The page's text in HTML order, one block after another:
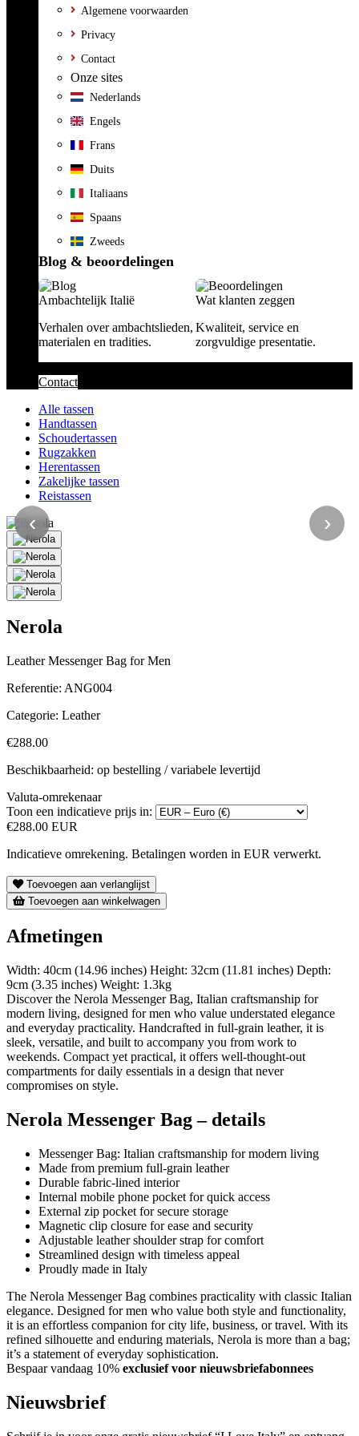
Algemene voorwaarden
Privacy
Contact
Onze sites
Nederlands
Engels
Frans
Duits
Italiaans
Spaans
Zweeds
Blog & beoordelingen
Ambachtelijk Italië
Verhalen over ambachtslieden,
materialen en tradities.
Wat klanten zeggen
Kwaliteit, service en
zorgvuldige presentatie.
Contact
Alle tassen
Handtassen
Schoudertassen
Rugzakken
Herentassen
Zakelijke tassen
Reistassen
‹ ›
Nerola
Leather Messenger Bag for Men
Referentie: ANG004
Categorie: Leather
€288.00
Beschikbaarheid: op bestelling / variabele levertijd
Valuta-omrekenaar
Toon een indicatieve prijs in:
€288.00 EUR
Indicatieve omrekening. Betalingen worden in EUR verwerkt.
Toevoegen aan verlanglijst
Toevoegen aan winkelwagen
Afmetingen
Width: 40cm (14.96 inches) Height: 32cm (11.81 inches) Depth:
9cm (3.35 inches) Weight: 1.3kg
Discover the Nerola Messenger Bag, Italian craftsmanship for
modern living, designed for men who value understated elegance
and everyday practicality. Handcrafted in full-grain leather, it is
sleek, versatile, and built to accompany you from work to
weekends. Compact yet practical, it offers well-thought-out
compartments for daily essentials in a design that never
compromises on style.
Nerola Messenger Bag – details
Messenger Bag: Italian craftsmanship for modern living
Made from premium full-grain leather
Durable fabric-lined interior
Internal mobile phone pocket for quick access
External zip pocket for secure storage
Magnetic clip closure for ease and security
Adjustable leather shoulder strap for comfort
Streamlined design with timeless appeal
Proudly made in Italy
The Nerola Messenger Bag combines practicality with classic Italian
elegance. Designed for men who value both style and functionality,
it is an effortless companion for city life, business, or travel. With its
refined silhouette and enduring materials, Nerola is more than a bag;
it’s a statement of everyday sophistication.
Bespaar vandaag 10% exclusief voor nieuwsbriefabonnees
Nieuwsbrief